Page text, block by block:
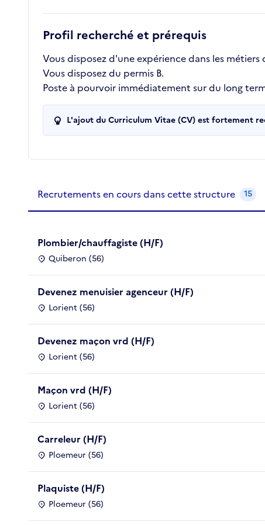
Profil recherché et prérequis
Vous disposez d'une expérience dans les métiers
Vous disposez du permis B.
Poste à pourvoir immédiatement sur du long
L'ajout du Curriculum Vitae (CV) est fortement
Recrutements de la structure
Recrutements en cours dans cette structure 15
Plombier/chauffagiste (H/F)
Quiberon (56)
Devenez menuisier agenceur (H/F)
Lorient (56)
Devenez maçon vrd (H/F)
Lorient (56)
Maçon vrd (H/F)
Lorient (56)
Carreleur (H/F)
Ploemeur (56)
Plaquiste (H/F)
Ploemeur (56)